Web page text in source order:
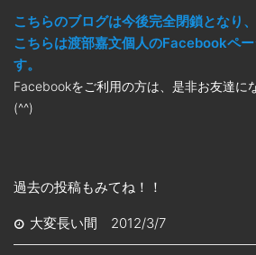
こちらのブログは今後完全閉鎖となり、
こちらは渡部嘉文個人のFacebookペ
す。
Facebookをご利用の方は、是非お友達に
(^^)
過去の投稿もみてね！！
大変長い間 2012/3/7